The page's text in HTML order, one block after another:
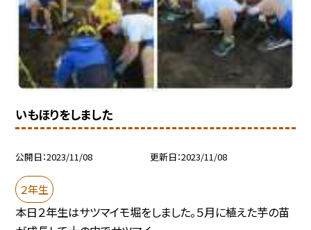
いもほりをしました
公開日 2023/11/08 更新日 2023/11/08
２年生
本日２年生はサツマイモ堀をしました。５月に植えた芋の苗